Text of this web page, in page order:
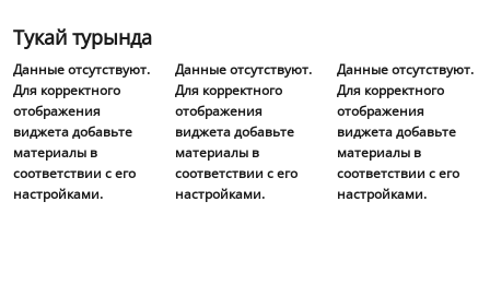
Тукай турында
Данные отсутствуют.
Для корректного
отображения
виджета добавьте
материалы в
соответствии с его
настройками.
Данные отсутствуют.
Для корректного
отображения
виджета добавьте
материалы в
соответствии с его
настройками.
Данные отсутствуют.
Для корректного
отображения
виджета добавьте
материалы в
соответствии с его
настройками.